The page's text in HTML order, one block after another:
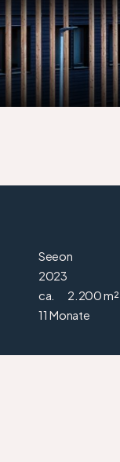
Seeon
2023
ca.
2.200 m²
11 Monate